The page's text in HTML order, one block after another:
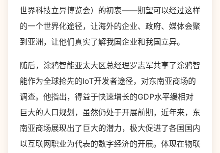
世界科技立异博览会）的初衷——期望可以经过这样
的一个世界化途径，让海外的企业、政府、媒体会聚
到亚洲，让他们真实了解我国企业和我国立异。
随后，涂鸦智能亚太大区总经理罗志军共享了涂鸦智
能作为全球抢先的IoT开发者途径，对东南亚商场的
调查。他指出，得益于快速增长的GDP水平缓相对
巨大的人口规划，虽然仍处于开展前期，近年来，东
南亚商场展现出了巨大的潜力，极大促进了各国国内
以互联网职业为代表的数字经济的开展。体现在物联